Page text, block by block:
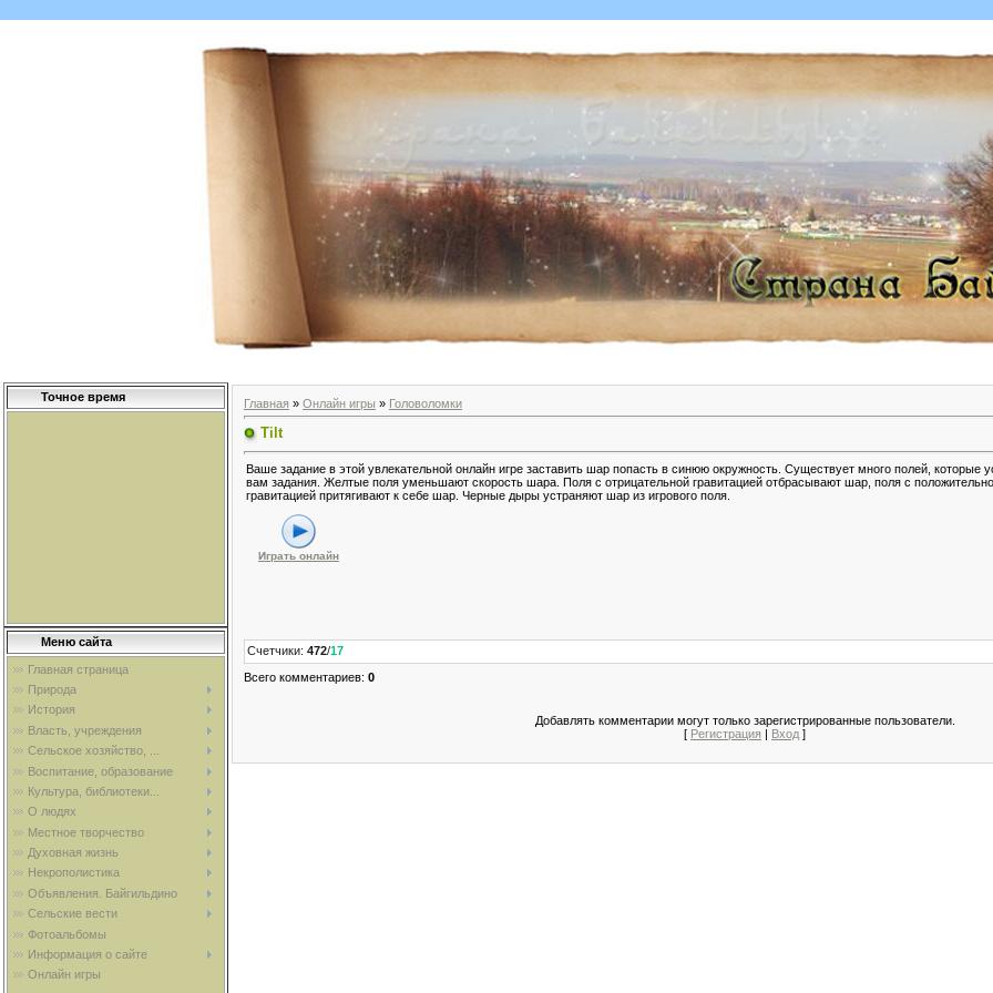
Точное время
Меню сайта
Главная страница
Природа
История
Власть, учреждения
Сельское хозяйство, ...
Воспитание, образование
Культура, библиотеки...
О людях
Местное творчество
Духовная жизнь
Некрополистика
Объявления. Байгильдино
Сельские вести
Фотоальбомы
Информация о сайте
Онлайн игры
Главная » Онлайн игры » Головоломки
Tilt
Ваше задание в этой увлекательной онлайн игре заставить шар попасть в синюю окружность. Существует много полей, которые
вам задания. Желтые поля уменьшают скорость шара. Поля с отрицательной гравитацией отбрасывают шар, поля с
гравитацией притягивают к себе шар. Черные дыры устраняют шар из игрового поля.
Играть онлайн
Счетчики: 472/17
Всего комментариев: 0
Добавлять комментарии могут только зарегистрированные пользователи.
[ Регистрация | Вход ]